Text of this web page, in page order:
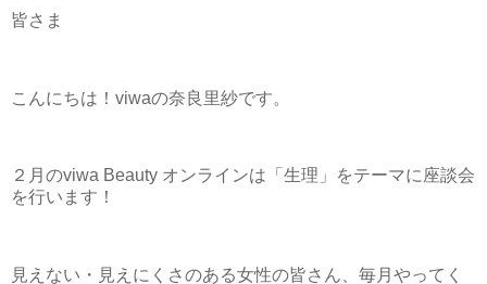
皆さま
こんにちは！viwaの奈良里紗です。
２月のviwa Beauty オンラインは「生理」をテーマに座談会
を行います！
見えない・見えにくさのある女性の皆さん、毎月やってく